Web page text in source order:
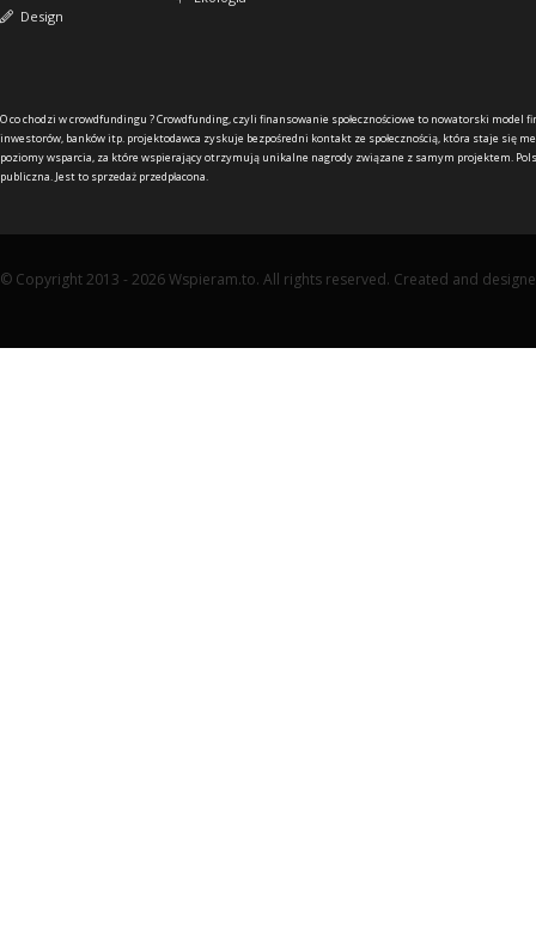
Design
O co chodzi w crowdfundingu ?Crowdfunding, czyli finansowanie społecznościowe to nowatorski model
inwestorów, banków itp. projektodawca zyskuje bezpośredni kontakt ze społecznością, która staje się
poziomy wsparcia, za które wspierający otrzymują unikalne nagrody związane z samym projektem.
publiczna. Jest to sprzedaż przedpłacona.
© Copyright 2013 - 2026 Wspieram.to. All rights reserved. Created and